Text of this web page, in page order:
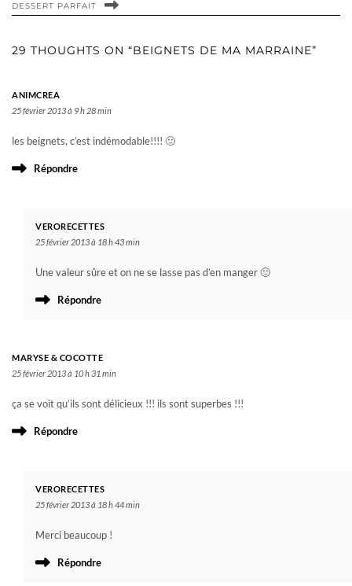
DESSERT PARFAIT
29 THOUGHTS ON “BEIGNETS DE MA MARRAINE”
ANIMCREA
25 février 2013 à 9 h 28 min
les beignets, c’est indémodable!!!! 🙂
Répondre
VERORECETTES
25 février 2013 à 18 h 43 min
Une valeur sûre et on ne se lasse pas d’en manger 🙂
Répondre
MARYSE & COCOTTE
25 février 2013 à 10 h 31 min
ça se voit qu’ils sont délicieux !!! ils sont superbes !!!
Répondre
VERORECETTES
25 février 2013 à 18 h 44 min
Merci beaucoup !
Répondre